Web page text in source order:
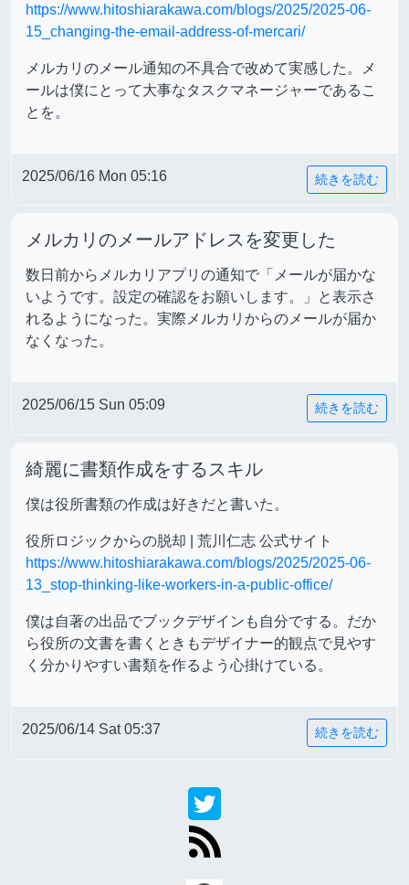
https://www.hitoshiarakawa.com/blogs/2025/2025-06-
15_changing-the-email-address-of-mercari/
メルカリのメール通知の不具合で改めて実感した。メ
ールは僕にとって大事なタスクマネージャーであるこ
とを。
2025/06/16 Mon 05:16 続きを読む
メルカリのメールアドレスを変更した
数日前からメルカリアプリの通知で「メールが届かな
いようです。設定の確認をお願いします。」と表示さ
れるようになった。実際メルカリからのメールが届か
なくなった。
2025/06/15 Sun 05:09 続きを読む
綺麗に書類作成をするスキル
僕は役所書類の作成は好きだと書いた。
役所ロジックからの脱却 | 荒川仁志 公式サイト
https://www.hitoshiarakawa.com/blogs/2025/2025-06-
13_stop-thinking-like-workers-in-a-public-office/
僕は自著の出品でブックデザインも自分でする。だか
ら役所の文書を書くときもデザイナー的観点で見やす
く分かりやすい書類を作るよう心掛けている。
2025/06/14 Sat 05:37 続きを読む